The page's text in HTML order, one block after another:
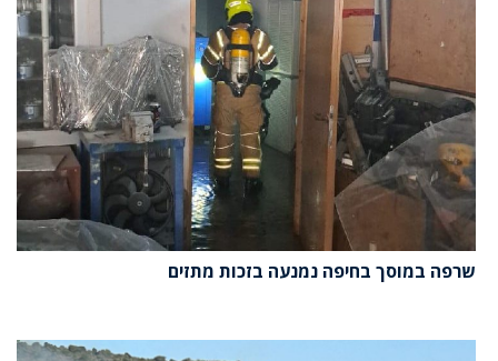
שרפה במוסך בחיפה נמנעה בזכות מתזים